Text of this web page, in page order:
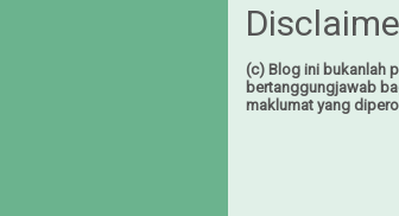
(c) Blog ini bukanlah
bertanggungjawab
maklumat yang